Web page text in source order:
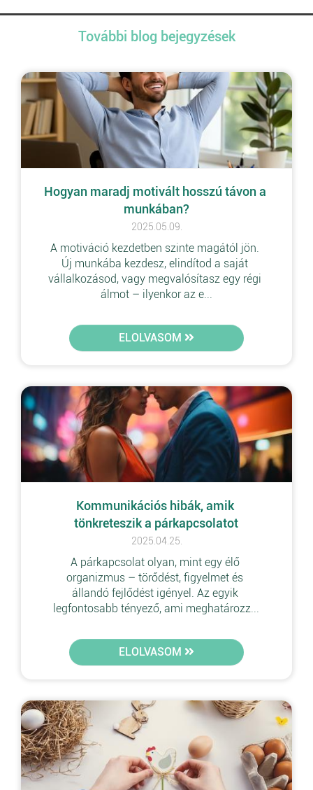
További blog bejegyzések
Hogyan maradj motivált hosszú távon a
munkában?
2025.05.09.
A motiváció kezdetben szinte magától jön.
Új munkába kezdesz, elindítod a saját
vállalkozásod, vagy megvalósítasz egy régi
álmot – ilyenkor az e...
ELOLVASOM
Kommunikációs hibák, amik
tönkreteszik a párkapcsolatot
2025.04.25.
A párkapcsolat olyan, mint egy élő
organizmus – törődést, figyelmet és
állandó fejlődést igényel. Az egyik
legfontosabb tényező, ami meghatározz...
ELOLVASOM